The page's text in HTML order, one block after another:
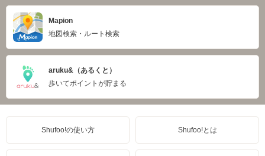
Mapion
地図検索・ルート検索
aruku&（あるくと）
歩いてポイントが貯まる
Shufoo!の使い方 Shufoo!とは